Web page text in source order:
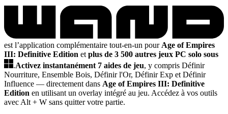
est l’application complémentaire tout-en-un pour Age of Empires
III: Definitive Edition et plus de 3 500 autres jeux PC solo sous
.Activez instantanément 7 aides de jeu, y compris Définir
Nourriture, Ensemble Bois, Définir l'Or, Définir Exp et Définir
Influence — directement dans Age of Empires III: Definitive
Edition en utilisant un overlay intégré au jeu. Accédez à vos outils
avec Alt + W sans quitter votre partie.